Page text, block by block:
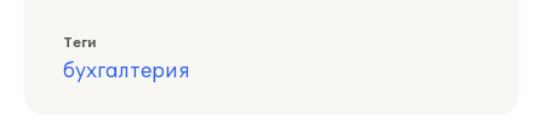
Теги
бухгалтерия